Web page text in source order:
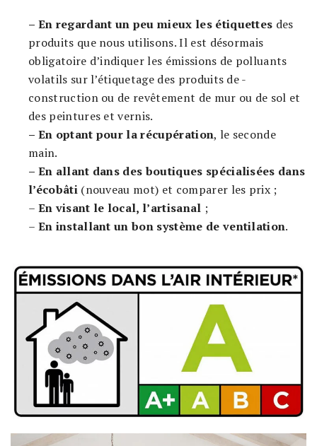
– En regardant un peu mieux les étiquettes des
produits que nous utilisons. Il est désormais
obligatoire d’indiquer les émissions de polluants
volatils sur l’étiquetage des produits de -
construction ou de revêtement de mur ou de sol et
des peintures et vernis.
– En optant pour la récupération, le seconde
main.
– En allant dans des boutiques spécialisées dans
l’écobâti(nouveau mot) et comparer les prix ;
– En visant le local, l’artisanal ;
– En installant un bon système de ventilation.